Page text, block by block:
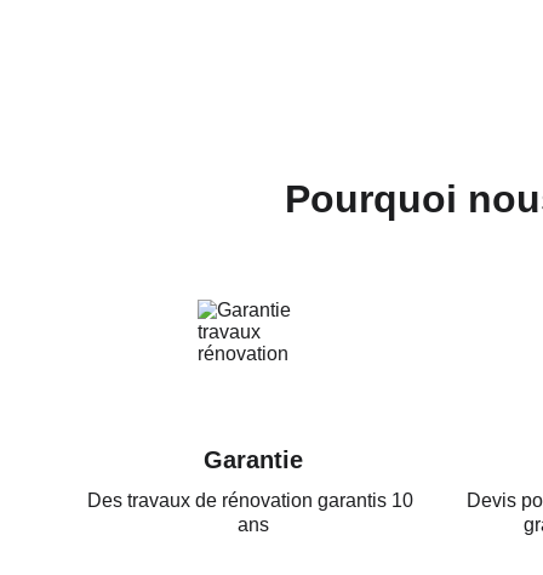
Pourquoi
Garantie
Des travaux de rénovation garantis 10
ans
Devis